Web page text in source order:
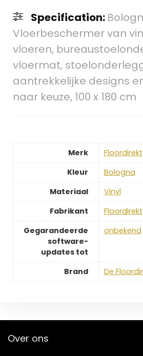
Specification:
Vloerbeschermer van
vloeren,
vloermat,
aantrekkelijke designs
naar keuze, 100 x 180 cm
Merk
‎Floordirekt
Kleur
‎Bologna
Materiaal
‎Vinyl
Fabrikant
‎Floordirekt
Gegarandeerde
software-
updates tot
‎onbekend
Brand De
Over ons